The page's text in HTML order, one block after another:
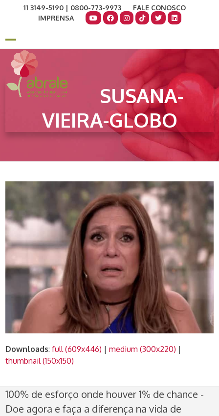
11 3149-5190 | 0800-773-9973
FALE CONOSCO
IMPRENSA
Open
mobile
menu
Close
mobile
menu
SUSANA-
VIEIRA-GLOBO
Downloads:full (609x446) |medium (300x220) |
thumbnail (150x150)
100% de esforço onde houver 1% de chance -
Doe agora e faça a diferença na vida de